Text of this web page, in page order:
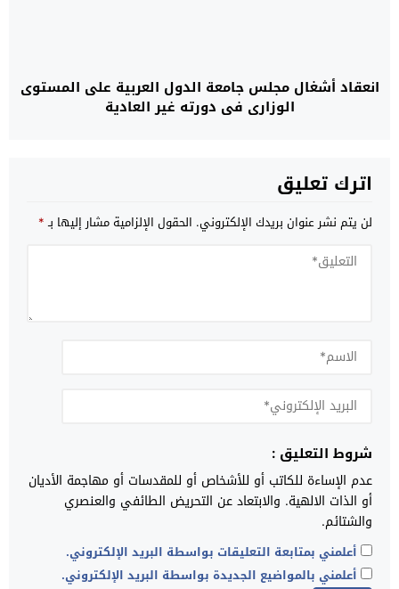
انعقاد أشغال مجلس جامعة الدول العربية على المستوى
الوزاري في دورته غير العادية
اترك تعليق
لن يتم نشر عنوان بريدك الإلكتروني. الحقول الإلزامية مشار إليها بـ*
شروط التعليق :
عدم الإساءة للكاتب أو للأشخاص أو للمقدسات أو مهاجمة الأديان
أو الذات الالهية. والابتعاد عن التحريض الطائفي والعنصري
والشتائم.
أعلمني بمتابعة التعليقات بواسطة البريد الإلكتروني.
أعلمني بالمواضيع الجديدة بواسطة البريد الإلكتروني.